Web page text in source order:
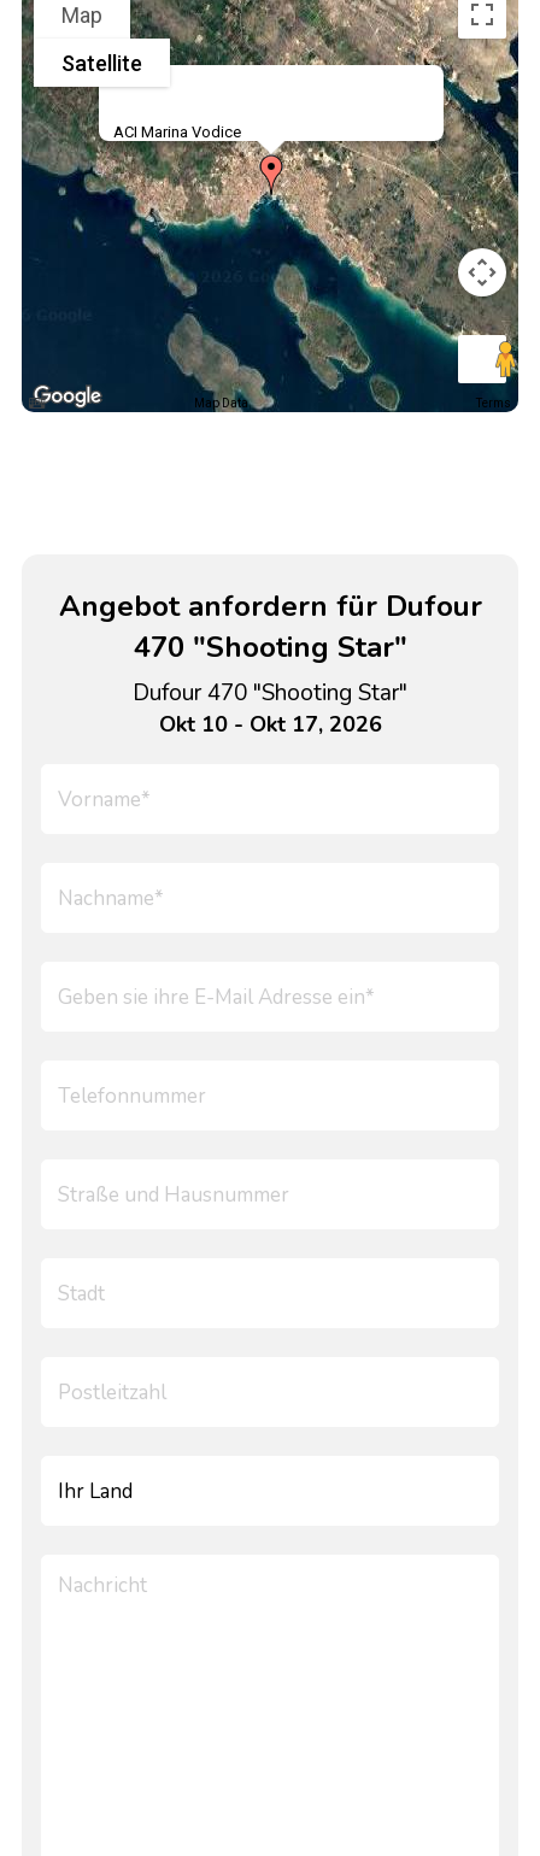
ACI Marina Vodice
Map
Satellite
Map Data Terms
Angebot anfordern für Dufour
470 "Shooting Star"
Dufour 470 "Shooting Star"
Okt 10 - Okt 17, 2026